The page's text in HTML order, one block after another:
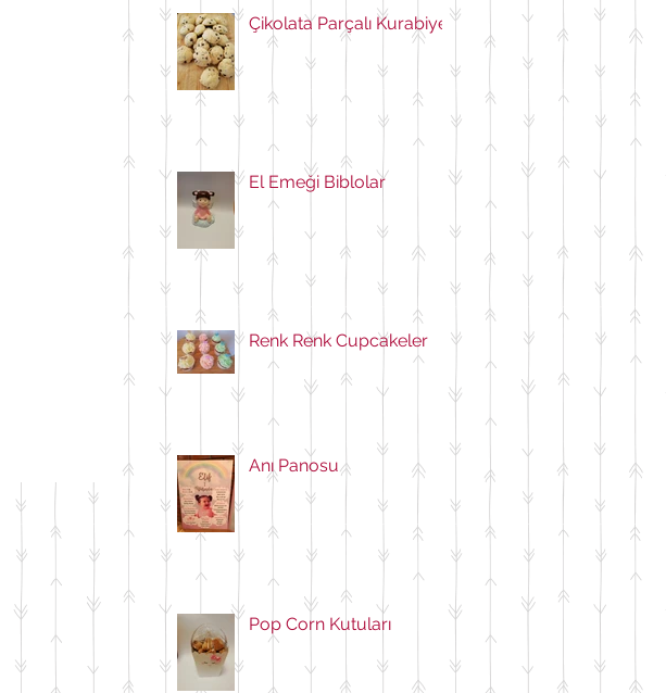
Çikolata Parçalı Kurabiye
El Emeği Biblolar
Renk Renk Cupcakeler
Anı Panosu
Pop Corn Kutuları